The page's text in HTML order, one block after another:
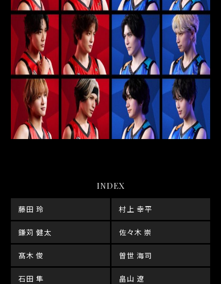
INDEX
藤田 玲 村上 幸平
鎌苅 健太 佐々木 崇
髙木 俊 曽世 海司
石田 隼 畠山 遼